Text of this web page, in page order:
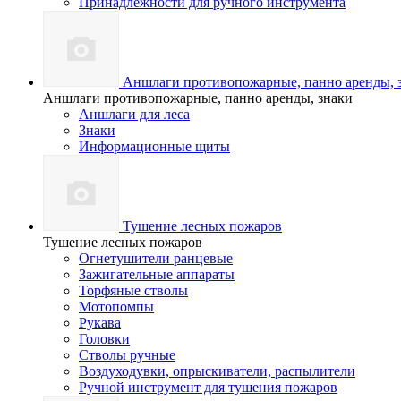
Аншлаги противопожарные, панно аренды,
Аншлаги противопожарные, панно аренды, знаки
Аншлаги для леса
Знаки
Информационные щиты
Тушение лесных пожаров
Тушение лесных пожаров
Огнетушители ранцевые
Зажигательные аппараты
Торфяные стволы
Мотопомпы
Рукава
Головки
Стволы ручные
Воздуходувки, опрыскиватели, распылители
Ручной инструмент для тушения пожаров